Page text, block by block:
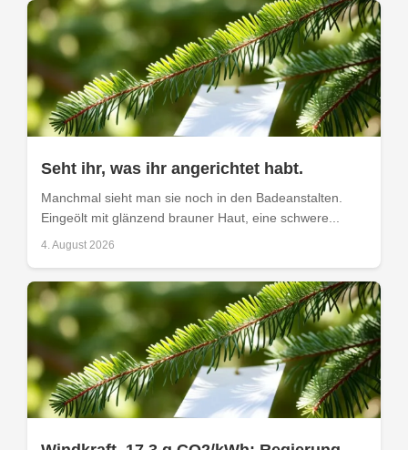
Seht ihr, was ihr angerichtet habt.
Manchmal sieht man sie noch in den Badeanstalten.
Eingeölt mit glänzend brauner Haut, eine schwere...
4. August 2026